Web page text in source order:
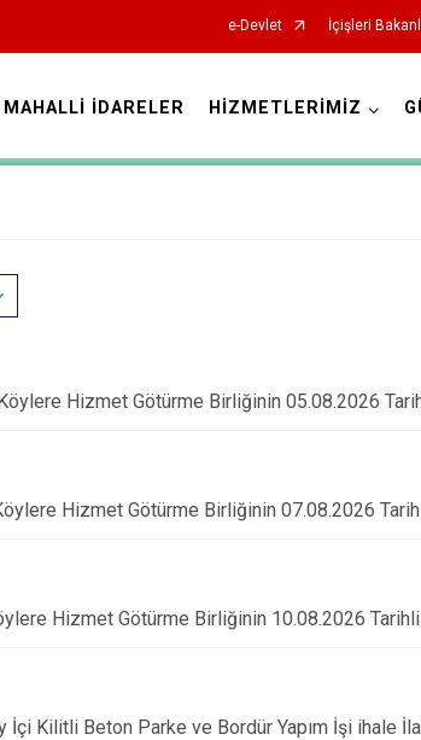
e-Devlet İçişleri
Bolvadin
Çobanlar
Emirdağ
MAHALLİ İDARELER HİZMETLERİMİZ
Hizmet Götürme Birliğinin 05.08.2026
Hizmet Götürme Birliğinin 07.08.2026
Hizmet Götürme Birliğinin 10.08.2026 Tarihli
Kilitli Beton Parke ve Bordür Yapım İşi ihale